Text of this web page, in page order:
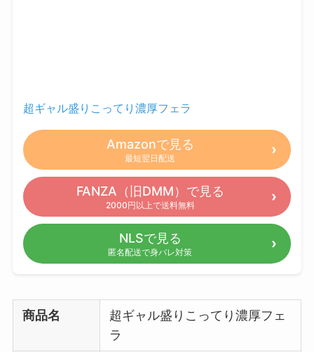
超ギャル盛りこってり濃厚フェラ
Amazonで見る
最短翌日配送
FANZA（旧DMM）で見る
2000円以上で送料無料
NLSで見る
匿名配送で身バレ対策
商品名
超ギャル盛りこってり濃厚フェ
ラ